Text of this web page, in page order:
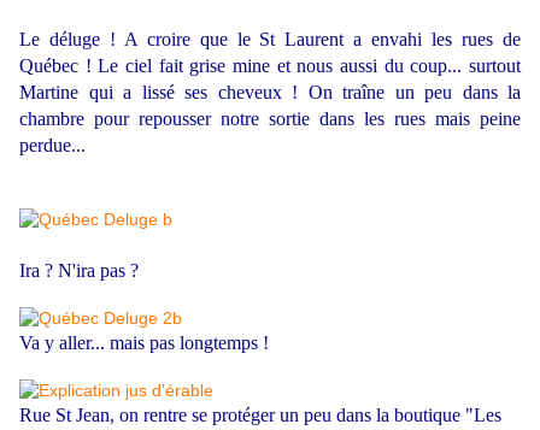
Le déluge ! A croire que le St Laurent a envahi les rues de
Québec ! Le ciel fait grise mine et nous aussi du coup... surtout
Martine qui a lissé ses cheveux ! On traîne un peu dans la
chambre pour repousser notre sortie dans les rues mais peine
perdue...
Ira ? N'ira pas ?
Va y aller... mais pas longtemps !
Rue St Jean, on rentre se protéger un peu dans la boutique "Les